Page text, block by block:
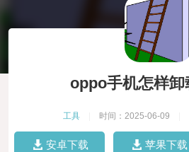
oppo手机怎样卸
工具 时间：2025-06-09
安卓下载 苹果下载